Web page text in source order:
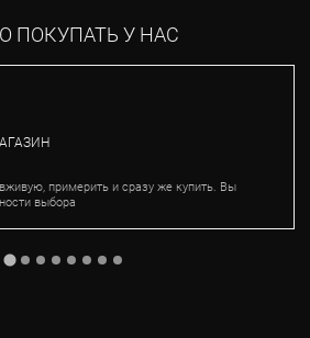
ПОКУПАТЬ У НАС
примерить и сразу же купить. Вы
выбора